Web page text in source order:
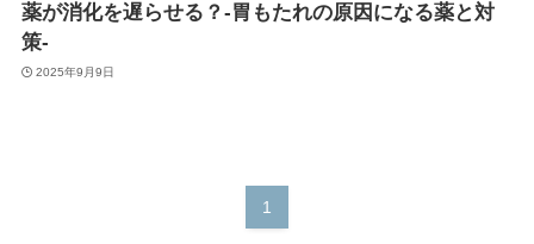
薬が消化を遅らせる？-胃もたれの原因になる薬と対
策-
2025年9月9日
1